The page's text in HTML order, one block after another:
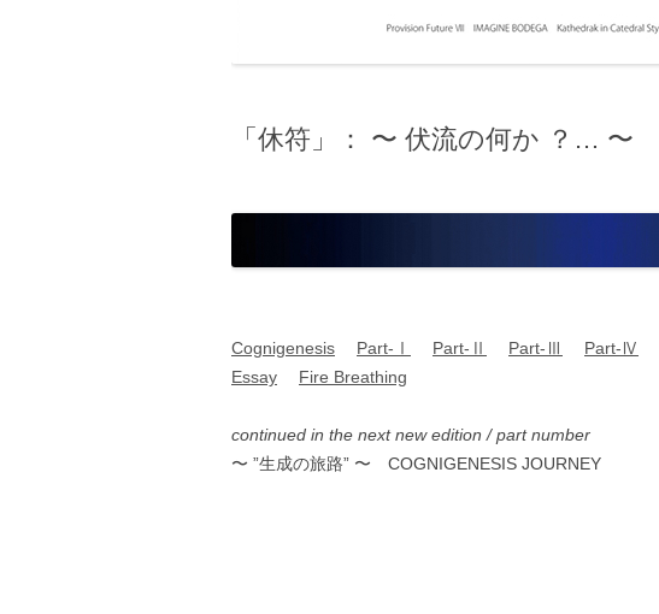
「休符」： 〜 伏流の何か ？… 〜
Cognigenesis Part-Ⅰ Part-Ⅱ Part-Ⅲ
Part-Ⅳ
Essay
Fire Breathing
continued in the next new edition / part number
〜 ”生成の旅路” 〜 COGNIGENESIS JOURNEY